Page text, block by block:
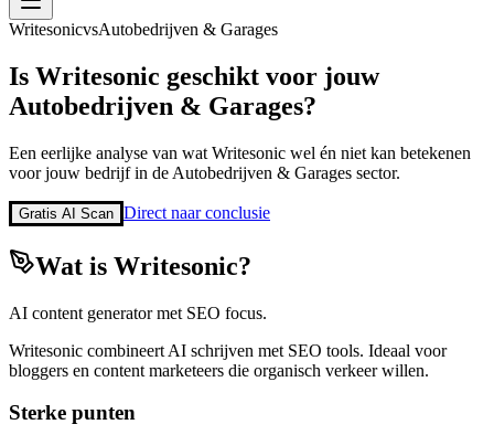
WritesonicvsAutobedrijven & Garages
Is Writesonic geschikt voor jouw
Autobedrijven & Garages?
Een eerlijke analyse van wat Writesonic wel én niet kan betekenen
voor jouw bedrijf in de Autobedrijven & Garages sector.
Gratis AI Scan Direct naar conclusie
Wat is Writesonic?
AI content generator met SEO focus.
Writesonic combineert AI schrijven met SEO tools. Ideaal voor
bloggers en content marketeers die organisch verkeer willen.
Sterke punten